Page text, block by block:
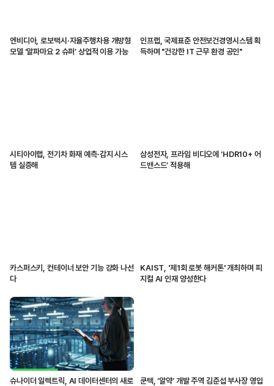
엔비디아, 로보택시·자율주행차용 개방형
모델 ‘알파마요 2 슈퍼’ 상업적 이용 가능
인프랩, 국제표준 안전보건경영시스템 획
득하며 "건강한 IT 근무 환경 공인"
시티아이랩, 전기차 화재 예측·감지 시스
템 실증해
삼성전자, 프라임 비디오에 ‘HDR10+ 어
드밴스드’ 적용해
카스퍼스키, 컨테이너 보안 기능 강화 나선
다
KAIST, '제1회 로봇 해커톤' 개최하며 피
지컬 AI 인재 양성한다
슈나이더 일렉트릭, AI 데이터센터의 새로
쿤텍, ‘알약’ 개발 주역 김준섭 부사장 영입